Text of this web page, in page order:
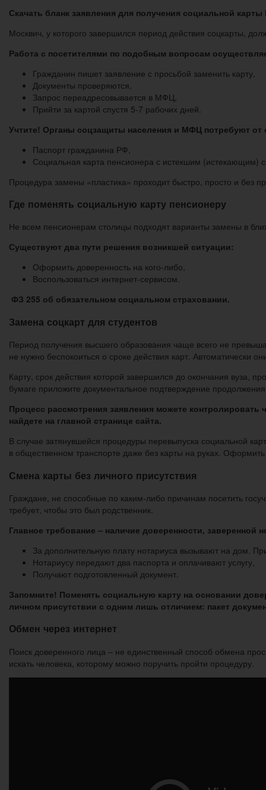
Скачать бланк заявления для получения социальной
Москвич, у которого завершился период действия соцкарты,
Работа с посетителями по подобным вопросам
Гражданин пишет заявление с просьбой заменить карту,
Документы проверяются,
Запрос переадресовывается в МФЦ,
Прийти за картой спустя 5-7 рабочих дней.
Учтите! Органы соцзащиты населения и МФЦ потребуют
Паспорт гражданина РФ,
Социальная карта пенсионера с истекшим (истекающим)
Процедура замены «пластика» проходит быстро, просто и без
Где поменять социальную карту пенсионеру
Не всем пенсионерам столицы подходят варианты замены в
Существуют два пути решения возникшей ситуации:
Оформить доверенность на кого-либо,
Воспользоваться интернет-сервисом.
ФЗ 255 об обязательном социальном страховании.
Замена соцкарт для студентов
Период получения высшего образования чаще всего не
не нужно беспокоиться о сроке действия карт. Автоматически
Карту, срок действия которой завершился до окончания вуза,
бумаге приложите документальное подтверждение
Процесс рассмотрения заявления можете
найдете на главной странице сайта.
В случае затянувшейся процедуры перевыпуска социальной
в общественном транспорте даже без карты на руках.
Смена карты без личного присутствия
Граждане, не способные по каким-либо причинам посетить
требует, чтобы это был родственник.
Главное требование – наличие доверенности,
За дополнительную плату нотариуса вызывают на дом.
Нотариусу передают два паспорта и оплачивают услугу,
Получают подготовленный документ.
Запомните! Поменять социальную карту на основании
личном присутствии с одним лишь отличием: пакет
Обмен через интернет
Поиск доверенного лица – не единственный способ обмена
искать человека, которому можно поручить пройти процедуру.